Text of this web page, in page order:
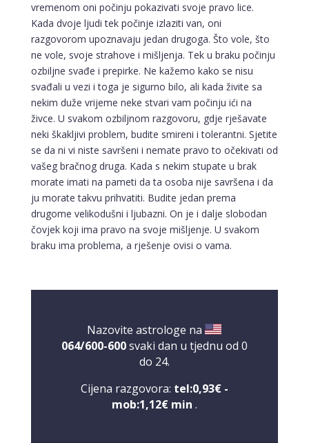
vremenom oni počinju pokazivati svoje pravo lice.
Kada dvoje ljudi tek počinje izlaziti van, oni
razgovorom upoznavaju jedan drugoga. Što vole, što
ne vole, svoje strahove i mišljenja. Tek u braku počinju
ozbiljne svađe i prepirke. Ne kažemo kako se nisu
svađali u vezi i toga je sigurno bilo, ali kada živite sa
nekim duže vrijeme neke stvari vam počinju ići na
živce. U svakom ozbiljnom razgovoru, gdje rješavate
neki škakljivi problem, budite smireni i tolerantni. Sjetite
se da ni vi niste savršeni i nemate pravo to očekivati od
vašeg bračnog druga. Kada s nekim stupate u brak
morate imati na pameti da ta osoba nije savršena i da
ju morate takvu prihvatiti. Budite jedan prema
drugome velikodušni i ljubazni. On je i dalje slobodan
čovjek koji ima pravo na svoje mišljenje. U svakom
braku ima problema, a rješenje ovisi o vama.
Nazovite astrologe na
064/600-600svaki dan u tjednu od 0
do 24.
Cijena razgovora: tel:0,93€ -
mob:1,12€ min .